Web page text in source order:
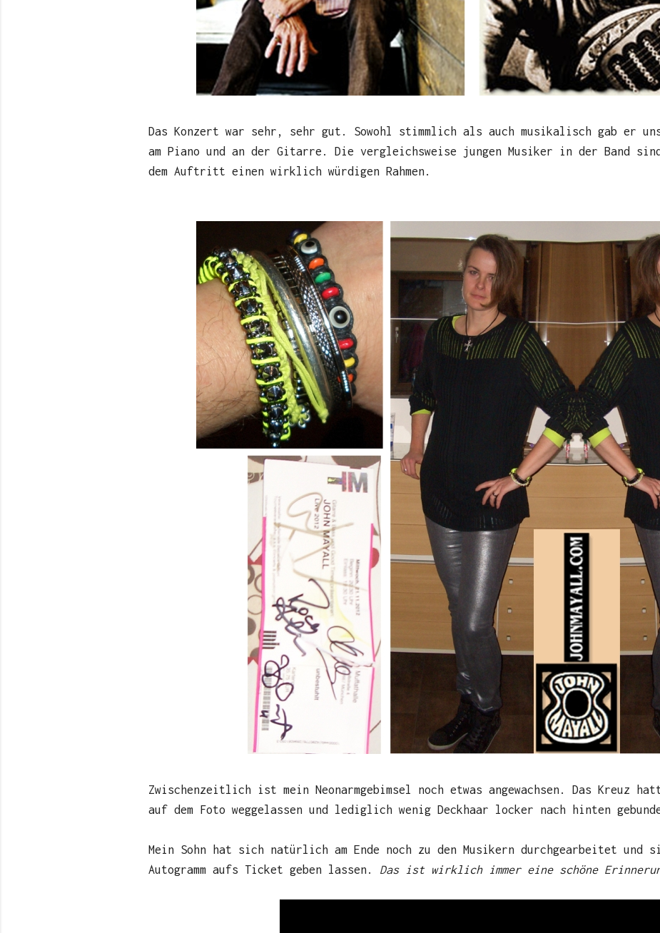
Das Konzert war sehr, sehr gut. Sowohl stimmlich als auch musikalisch gab er
am Piano und an der Gitarre. Die vergleichsweise jungen Musiker in der Band
dem Auftritt einen wirklich würdigen Rahmen.
Zwischenzeitlich ist mein Neonarmgebimsel noch etwas angewachsen. Das Kreuz
auf dem Foto weggelassen und lediglich wenig Deckhaar locker nach hinten
Mein Sohn hat sich natürlich am Ende noch zu den Musikern durchgearbeitet
Autogramm aufs Ticket geben lassen. Das ist wirklich immer eine schöne